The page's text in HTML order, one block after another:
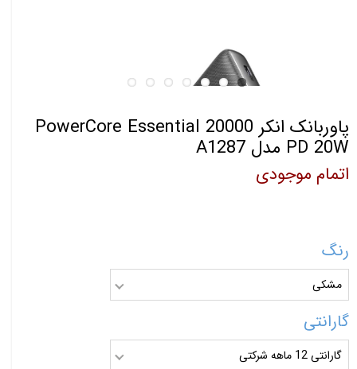
پاوربانک انکر PowerCore Essential 20000
PD 20W مدل A1287
اتمام موجودی
رنگ
مشکی
گارانتی
گارانتی 12 ماهه شرکتی